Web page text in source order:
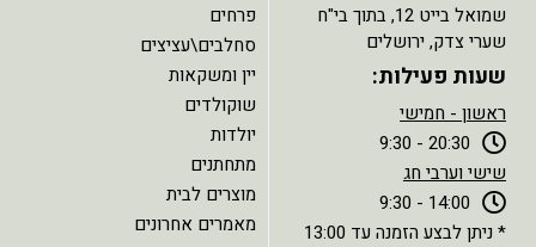
שמואל בייט 12, בתוך בי"ח
שערי צדק, ירושלים
שעות פעילות:
ראשון - חמישי
20:30 - 9:30
שישי וערבי חג
14:00 - 9:30
* ניתן לבצע הזמנה עד 13:00
פרחים
סחלבים\עציצים
יין ומשקאות
שוקולדים
יולדות
מתחתנים
מוצרים לבית
מאמרים אחרונים